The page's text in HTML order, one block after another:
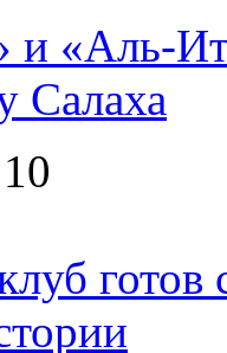
и «Аль-
Салаха